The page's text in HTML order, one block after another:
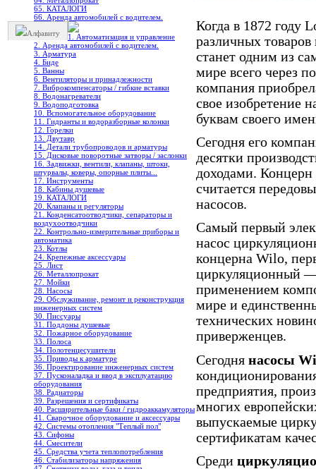
65. КАТАЛОГИ
66. Аренда автомобилей с водителем.
Алфавиту
1. Автоматизация и управление
2. Аренда автомобилей с водителем.
3. Арматура
4. Биде
5. Ванны
6. Вентиляторы и принадлежности
7. Виброкомпенсаторы / гибкие вставки
8. Водонагреватели
9. Водоподготовка
10. Вспомогательное оборудование
11. Гидранты и водоразборные колонки
12. Горелки
13. Двутавр
14. Детали трубопроводов и арматуры
15. Дисковые поворотные затворы / заслонки
16. Задвижки, вентили, клапаны, штоки,
штурвалы, коверы, опорные плиты...
17. Инструменты
18. Кабины душевые
19. КАТАЛОГИ
20. Клапаны и регуляторы
21. Конденсатоотводчики, сепараторы и
воздухоотводчики
22. Контрольно-измерительные приборы и
автоматика
23. Котлы
24. Крепежные аксессуары
25. Лист
26. Металлопрокат
27. Мойки
28. Насосы
29. Обслуживание, ремонт и реконструкция
инженерных систем
30. Писсуары
31. Поддоны душевые
32. Пожарное оборудование
33. Полоса
34. Полотенцесушители
35. Приводы к арматуре
36. Проектирование инженерных систем
37. Пусконаладка и ввод в эксплуатацию
оборудования
38. Радиаторы
39. Разрешения и сертификаты
40. Расширительные баки / гидроаккамуляторы
41. Сварочное оборудование и аксессуары
42. Системы отопления "Теплый пол"
43. Сифоны
44. Смесители
45. Средства учета теплопотребления
46. Стабилизаторы напряжения
Когда в 1872 году
различных
станет одним из
мире всего через
компания
свое изобретение
буквам своего
Сегодня его
десятки
доходами. Концерн
считается
насосов.
Самый первый
насос
концерна Wilo,
циркуляционный
применением
мире и
технических
приверженцев.
Сегодня насосы
предприятия,
многих
выпускаемые
сертификатам
Среди